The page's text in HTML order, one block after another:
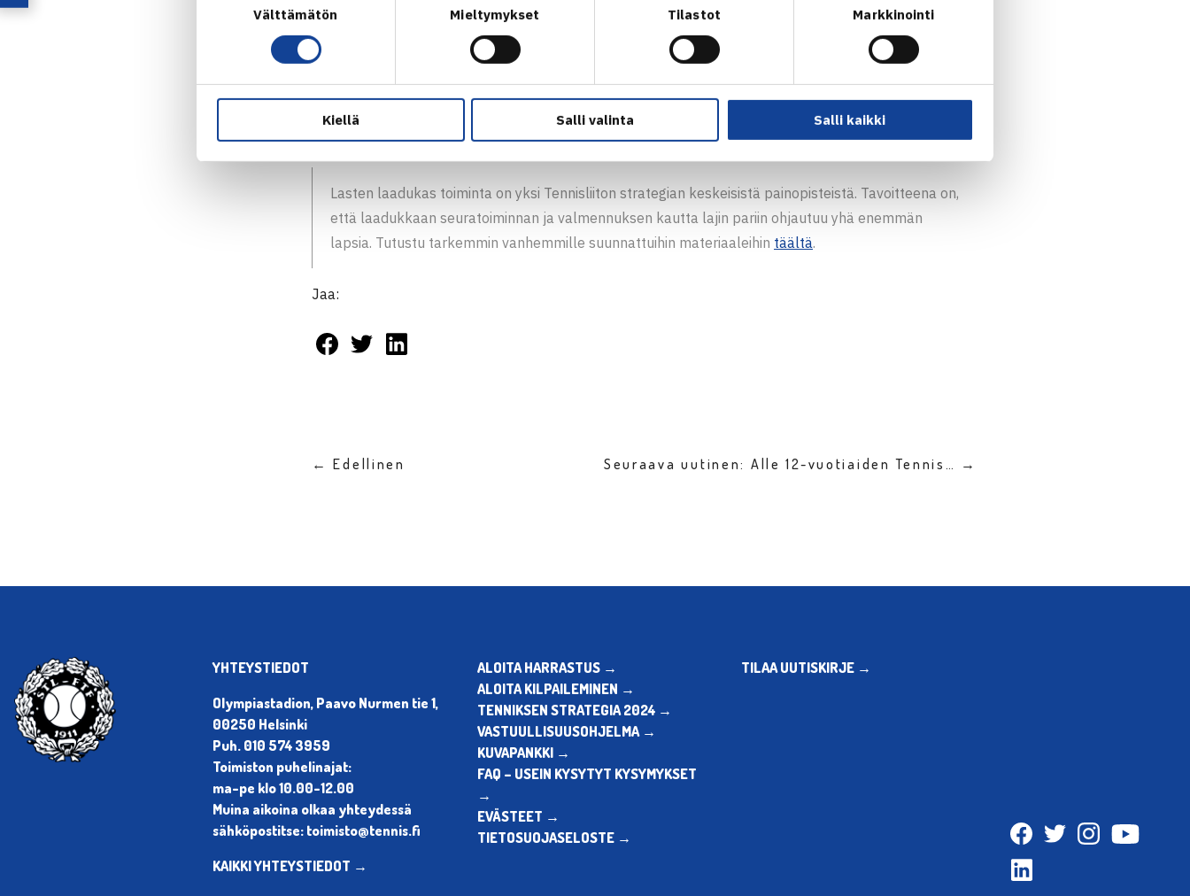
Välttämätön Mieltymykset Tilastot Markkinointi
Kiellä Salli valinta Salli kaikki
Voit myös pohtia ennakkoon sinua askarruttavia kysymyksiä. Markus ja Konsta kokoavat kysymyksiä ja
varaavat hieman aikaa myös niiden käsittelyyn. Tehdään yhdessä tenniksen harrastamisesta vieläkin
parempi kasvu- ja kehitysympäristö!
Lasten laadukas toiminta on yksi Tennisliiton strategian keskeisistä painopisteistä. Tavoitteena on,
että laadukkaan seuratoiminnan ja valmennuksen kautta lajin pariin ohjautuu yhä enemmän
lapsia. Tutustu tarkemmin vanhemmille suunnattuihin materiaaleihin täältä.
Jaa:
← Edellinen Seuraava uutinen: Alle 12-vuotiaiden Tennis… →
YHTEYSTIEDOT
Olympiastadion, Paavo Nurmen tie 1,
00250 Helsinki
Puh. 010 574 3959
Toimiston puhelinajat:
ma-pe klo 10.00-12.00
Muina aikoina olkaa yhteydessä
sähköpostitse: toimisto@tennis.fi
KAIKKI YHTEYSTIEDOT →
ALOITA HARRASTUS →
ALOITA KILPAILEMINEN →
TENNIKSEN STRATEGIA 2024 →
VASTUULLISUUSOHJELMA →
KUVAPANKKI →
FAQ – USEIN KYSYTYT KYSYMYKSET
→
EVÄSTEET →
TIETOSUOJASELOSTE →
TILAA UUTISKIRJE →